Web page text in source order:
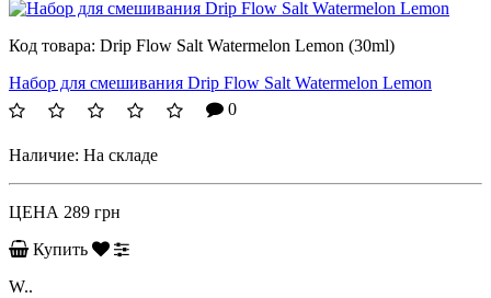
Код товара: Drip Flow Salt Watermelon Lemon (30ml)
Набор для смешивания Drip Flow Salt Watermelon Lemon
0
Наличие: На складе
ЦЕНА 289 грн
Купить
W..